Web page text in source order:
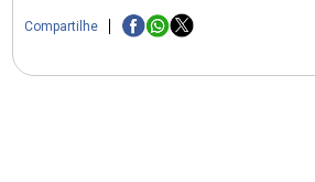
Compartilhe